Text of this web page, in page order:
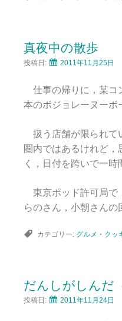
真夜中の散歩
投稿日: 2011年11月25日
仕事の帰りに，某コ
本のボジョレーヌーボ
扱う店舗が限られて
圏内ではあるけれど，
く，日付を跨いで一時
東京ポッド許可局で
らのさん，小朝さんの
カテゴリー: グルメ・クッ
だんしがしんだ
投稿日: 2011年11月24日